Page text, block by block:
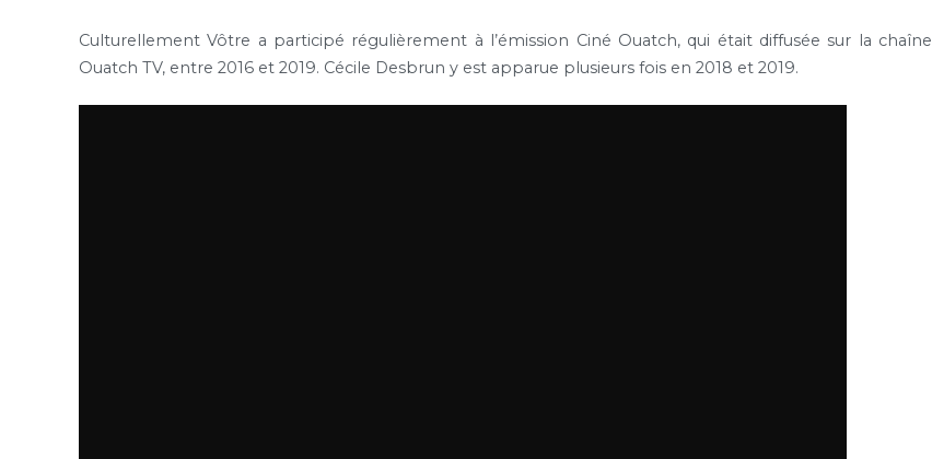
Culturellement Vôtre a participé régulièrement à l’émission Ciné Ouatch, qui était diffusée sur la chaîne
Ouatch TV, entre 2016 et 2019. Cécile Desbrun y est apparue plusieurs fois en 2018 et 2019.